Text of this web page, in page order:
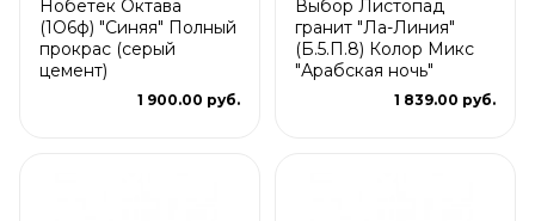
Нобетек Октава
(1О6ф) "Синяя" Полный
прокрас (серый
цемент)
1 900.00 руб.
Выбор Листопад
гранит "Ла-Линия"
(Б.5.П.8) Колор Микс
"Арабская ночь"
1 839.00 руб.